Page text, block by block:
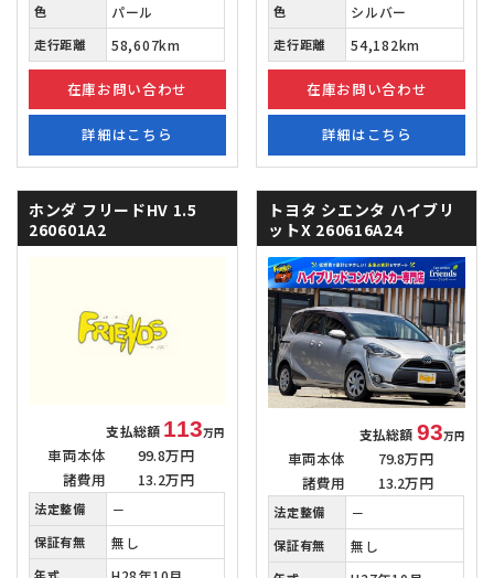
色 パール
走行距離 58,607km
在庫お問い合わせ
詳細はこちら
色 シルバー
走行距離 54,182km
在庫お問い合わせ
詳細はこちら
ホンダ フリードHV 1.5
260601A2
支払総額 113万円
車両本体
99.8万円
諸費用
13.2万円
法定整備 －
保証有無 無し
トヨタ シエンタ ハイブリ
ットX 260616A24
支払総額 93万円
車両本体
79.8万円
諸費用
13.2万円
法定整備 －
保証有無 無し